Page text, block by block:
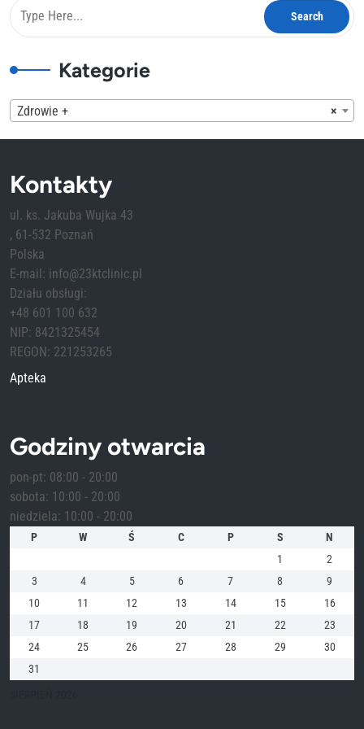
Kategorie
×
Zdrowie +
Kontakty
ul. ks. Jakuba Wujka 43
, 61-532 Poznań
Polska
E-mail: info@23ktclinic.pl
Działu obsługi:
+48 601 100 632
NIP: 8421325454
REGON: 221253265
Apteka
Godziny otwarcia
pon-pt: 08:00 - 20:00
sobota: 10:00 - 20:00
niedziela: 10:00 - 20:00
P W Ś C P S
N
1
2
3
4 5 6 7 8
9
10
11 12 13 14 15
16
17
18 19 20 21 22
23
24
25 26 27 28 29
30
31